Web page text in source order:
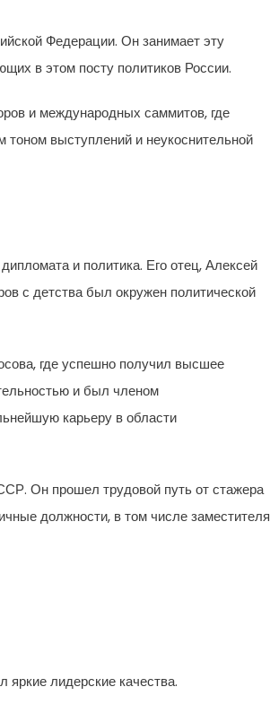
Федерации. Он занимает эту
в этом посту политиков России.
и международных саммитов, где
тоном выступлений и неукоснительной
и политика. Его отец, Алексей
с детства был окружен политической
где успешно получил высшее
и был членом
карьеру в области
Он прошел трудовой путь от стажера
должности, в том числе заместителя
яркие лидерские качества.